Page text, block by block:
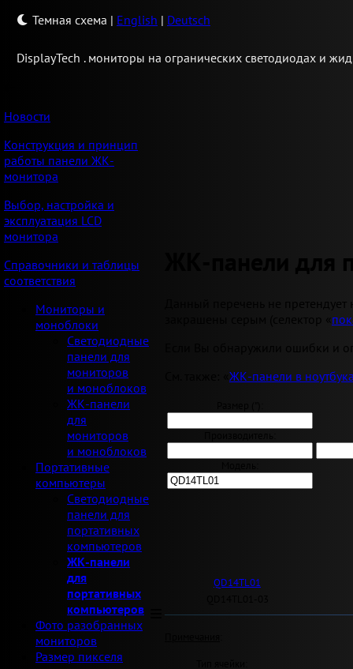
Темная схема | English | Deutsch
DisplayTech . мониторы на огранических светодиодах и
Новости
Конструкция и принцип
работы панели ЖК-
монитора
Выбор, настройка и
эксплуатация LCD
монитора
Справочники и таблицы
соответствия
Мониторы и
моноблоки
Светодиодные
панели для
мониторов
и моноблоков
ЖК-панели
для
мониторов
и моноблоков
Портативные
компьютеры
Светодиодные
панели для
портативных
компьютеров
ЖК-панели
для
портативных
компьютеров
Фото разобранных
мониторов
Размер пикселя
ЖК-панели для
Данный перечень не
Если Вы обнаружили ошибки и
ЖК-панели в
QD14TL01